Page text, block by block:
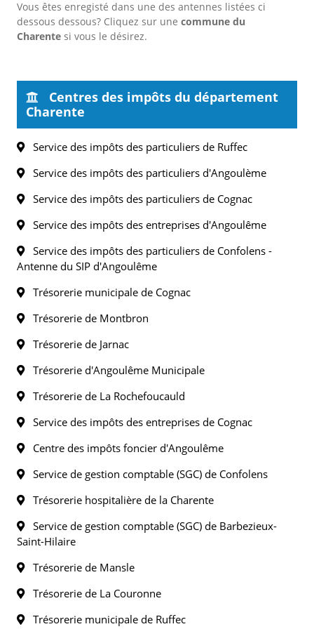
Vous êtes enregisté dans une des antennes listées ci
dessous dessous? Cliquez sur une commune du
Charente si vous le désirez.
Centres des impôts du département
Charente
Service des impôts des particuliers de Ruffec
Service des impôts des particuliers d'Angoulème
Service des impôts des particuliers de Cognac
Service des impôts des entreprises d'Angoulême
Service des impôts des particuliers de Confolens -
Antenne du SIP d'Angoulême
Trésorerie municipale de Cognac
Trésorerie de Montbron
Trésorerie de Jarnac
Trésorerie d'Angoulême Municipale
Trésorerie de La Rochefoucauld
Service des impôts des entreprises de Cognac
Centre des impôts foncier d'Angoulême
Service de gestion comptable (SGC) de Confolens
Trésorerie hospitalière de la Charente
Service de gestion comptable (SGC) de Barbezieux-
Saint-Hilaire
Trésorerie de Mansle
Trésorerie de La Couronne
Trésorerie municipale de Ruffec